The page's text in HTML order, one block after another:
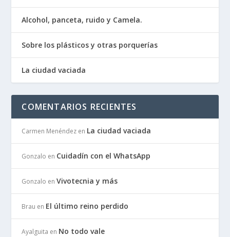
Alcohol, panceta, ruido y Camela.
Sobre los plásticos y otras porquerías
La ciudad vaciada
COMENTARIOS RECIENTES
Carmen Menéndez en La ciudad vaciada
Gonzalo en Cuidadín con el WhatsApp
Gonzalo enVivotecnia y más
Brau en El último reino perdido
Ayalguita en No todo vale